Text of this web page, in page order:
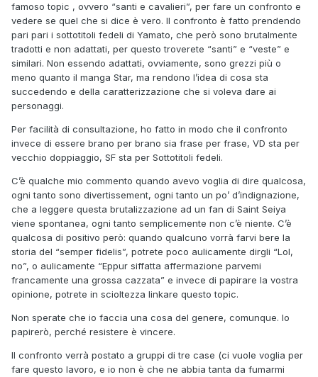
famoso topic , ovvero “santi e cavalieri”, per fare un confronto e
vedere se quel che si dice è vero. Il confronto è fatto prendendo
pari pari i sottotitoli fedeli di Yamato, che però sono brutalmente
tradotti e non adattati, per questo troverete “santi” e “veste” e
similari. Non essendo adattati, ovviamente, sono grezzi più o
meno quanto il manga Star, ma rendono l’idea di cosa sta
succedendo e della caratterizzazione che si voleva dare ai
personaggi.
Per facilità di consultazione, ho fatto in modo che il confronto
invece di essere brano per brano sia frase per frase, VD sta per
vecchio doppiaggio, SF sta per Sottotitoli fedeli.
C’è qualche mio commento quando avevo voglia di dire qualcosa,
ogni tanto sono divertissement, ogni tanto un po’ d’indignazione,
che a leggere questa brutalizzazione ad un fan di Saint Seiya
viene spontanea, ogni tanto semplicemente non c’è niente. C’è
qualcosa di positivo però: quando qualcuno vorrà farvi bere la
storia del “semper fidelis”, potrete poco aulicamente dirgli “Lol,
no”, o aulicamente “Eppur siffatta affermazione parvemi
francamente una grossa cazzata” e invece di papirare la vostra
opinione, potrete in scioltezza linkare questo topic.
Non sperate che io faccia una cosa del genere, comunque. Io
papirerò, perché resistere è vincere.
Il confronto verrà postato a gruppi di tre case (ci vuole voglia per
fare questo lavoro, e io non è che ne abbia tanta da fumarmi